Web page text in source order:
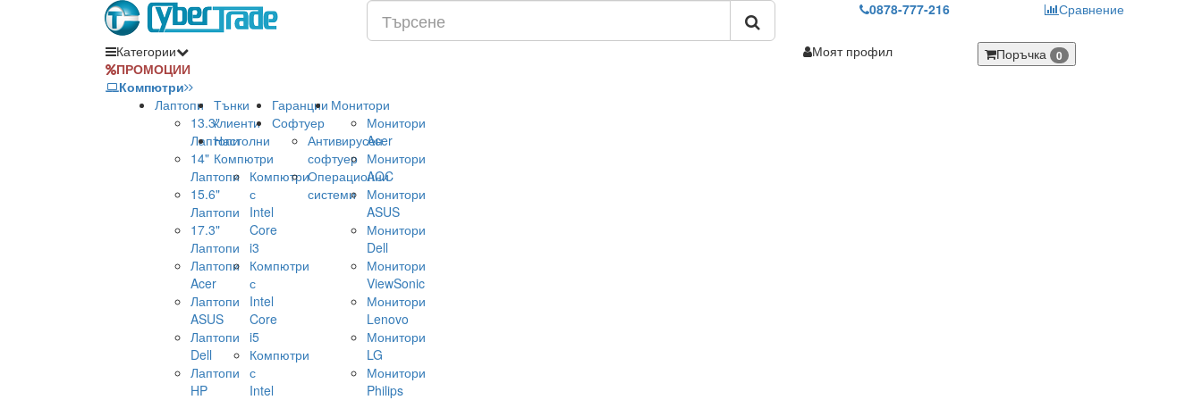
0878-777-216 Сравнение
Категории
ПРОМОЦИИ
Компютри
Лаптопи
13.3"
Лаптопи
14"
Лаптопи
15.6"
Лаптопи
17.3"
Лаптопи
Лаптопи
Acer
Лаптопи
ASUS
Лаптопи
Dell
Лаптопи
HP
Тънки
клиенти
Настолни
Компютри
Компютри
с
Intel
Core
i3
Компютри
с
Intel
Core
i5
Компютри
с
Intel
Гаранции
Софтуер
Антивирусен
софтуер
Операционни
системи
Монитори
Монитори
Acer
Монитори
AOC
Монитори
ASUS
Монитори
Dell
Монитори
ViewSonic
Монитори
Lenovo
Монитори
LG
Монитори
Philips
Моят профил Поръчка 0